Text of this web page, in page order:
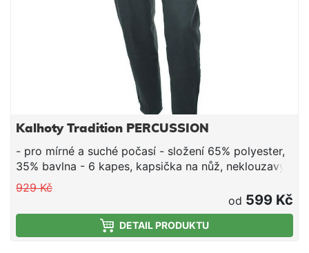
Kalhoty Tradition PERCUSSION
- pro mírné a suché počasí - složení 65% polyester,
35% bavlna - 6 kapes, kapsička na nůž, neklouzavý
elastický pas - zesílení kolen, zipy u kotníků - barva
khaki
929 Kč
od 599 Kč
DETAIL PRODUKTU